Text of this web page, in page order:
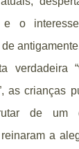
e o
verdadeira
as crianças
de um
reinaram a